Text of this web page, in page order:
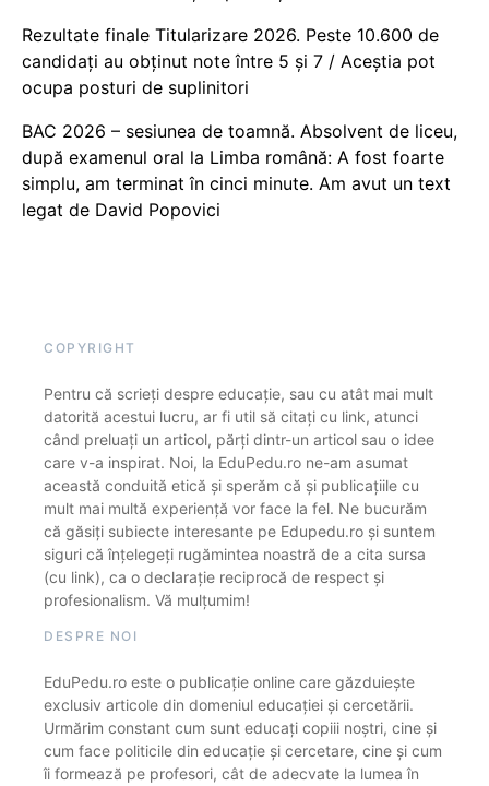
Rezultate finale Titularizare 2026. Peste 10.600 de
candidați au obținut note între 5 și 7 / Aceștia pot
ocupa posturi de suplinitori
BAC 2026 – sesiunea de toamnă. Absolvent de liceu,
după examenul oral la Limba română: A fost foarte
simplu, am terminat în cinci minute. Am avut un text
legat de David Popovici
COPYRIGHT
Pentru că scrieți despre educație, sau cu atât mai mult
datorită acestui lucru, ar fi util să citați cu link, atunci
când preluați un articol, părți dintr-un articol sau o idee
care v-a inspirat. Noi, la EduPedu.ro ne-am asumat
această conduită etică și sperăm că și publicațiile cu
mult mai multă experiență vor face la fel. Ne bucurăm
că găsiți subiecte interesante pe Edupedu.ro și suntem
siguri că înțelegeți rugămintea noastră de a cita sursa
(cu link), ca o declarație reciprocă de respect și
profesionalism. Vă mulțumim!
DESPRE NOI
EduPedu.ro este o publicație online care găzduiește
exclusiv articole din domeniul educației și cercetării.
Urmărim constant cum sunt educați copiii noștri, cine și
cum face politicile din educație și cercetare, cine și cum
îi formează pe profesori, cât de adecvate la lumea în